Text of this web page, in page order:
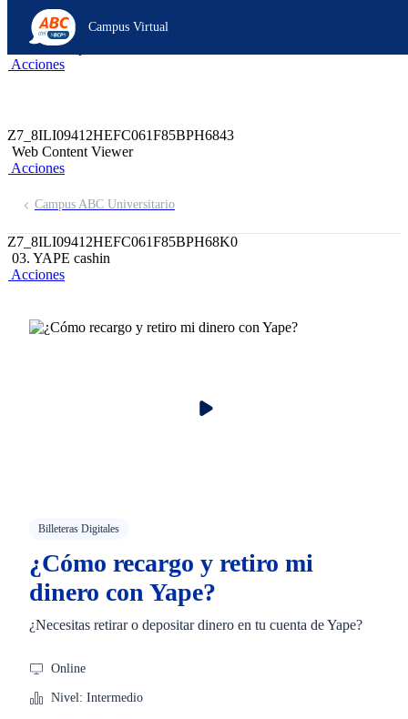
Z6_8ILI09412HEFC061F85BPH68O5
Z7_8ILI09412HEFC061F85BPH6841
header-campus-virtual-abc
Acciones
Campus Virtual
Z7_8ILI09412HEFC061F85BPH6843
Web Content Viewer
Acciones
Campus ABC Universitario
Z7_8ILI09412HEFC061F85BPH68K0
03. YAPE cashin
Acciones
Billeteras Digitales
¿Cómo recargo y retiro mi
dinero con Yape?
¿Necesitas retirar o depositar dinero en tu cuenta de Yape?
Online
Nivel: Intermedio